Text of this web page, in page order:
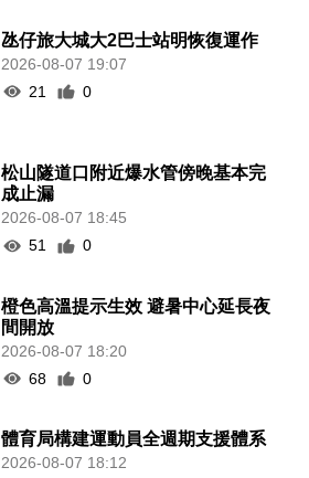
氹仔旅大城大2巴士站明恢復運作
2026-08-07 19:07
21
0
松山隧道口附近爆水管傍晚基本完
成止漏
2026-08-07 18:45
51
0
橙色高溫提示生效 避暑中心延長夜
間開放
2026-08-07 18:20
68
0
體育局構建運動員全週期支援體系
2026-08-07 18:12